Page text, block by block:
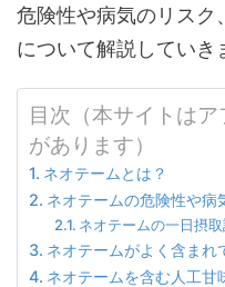
危険性や病気のリスク
について解説していき
目次（本サイトは
があります）
ネオテームとは？
ネオテームの危険性や病
ネオテームの一日摂
ネオテームがよく含まれ
ネオテームを含む人工甘